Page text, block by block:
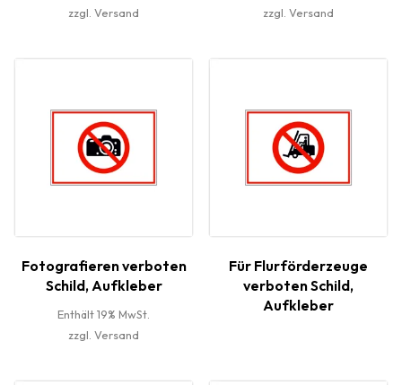
zzgl. Versand
zzgl. Versand
Fotografieren verboten
Schild, Aufkleber
Enthält 19% MwSt.
zzgl. Versand
Für Flurförderzeuge
verboten Schild,
Aufkleber